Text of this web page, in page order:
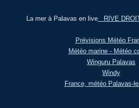
La mer à Palavas en live RIVE
Prévisions Météo
Météo marine - Météo
Winguru Palavas
Windy
France, météo Palavas-